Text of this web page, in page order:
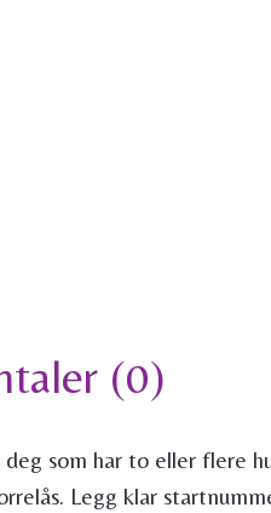
(0)
som har to eller flere
Legg klar